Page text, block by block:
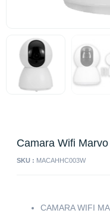
Camara Wifi
SKU : MACAHHC003W
CAMARA WIFI